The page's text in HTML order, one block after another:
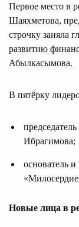
Первое место в
Шаяхметова,
строчку заняла
развитию
Абылкасымова.
В пятёрку
Ибрагимова;
основатель
Новые лица в